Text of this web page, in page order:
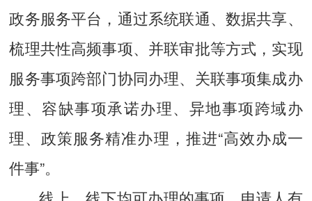
政务服务平台，通过系统联通、数据共享、
梳理共性高频事项、并联审批等方式，实现
服务事项跨部门协同办理、关联事项集成办
理、容缺事项承诺办理、异地事项跨域办
理、政策服务精准办理，推进“高效办成一
件事”。